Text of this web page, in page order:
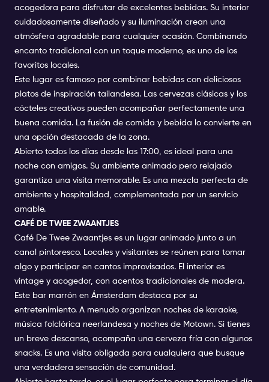
acogedora para disfrutar de excelentes bebidas. Su interior
cuidadosamente diseñado y su iluminación crean una
atmósfera agradable para cualquier ocasión. Combinando
encanto tradicional con un toque moderno, es uno de los
favoritos locales.
Este lugar es famoso por combinar bebidas con deliciosos
platos de inspiración tailandesa. Las cervezas clásicas y los
cócteles creativos pueden acompañar perfectamente una
buena comida. La fusión de comida y bebida lo convierte en
una opción destacada de la zona.
Abierto todos los días desde las 17:00, es ideal para una
noche con amigos. Su ambiente animado pero relajado
garantiza una visita memorable. Es una mezcla perfecta de
ambiente y hospitalidad, complementada por un servicio
amable.
CAFÉ DE TWEE ZWAANTJES
Café De Twee Zwaantjes es un lugar animado junto a un
canal pintoresco. Locales y visitantes se reúnen para tomar
algo y participar en cantos improvisados. El interior es
vintage y acogedor, con acentos tradicionales de madera.
Este bar marrón en Ámsterdam destaca por su
entretenimiento. A menudo organizan noches de karaoke,
música folclórica neerlandesa y noches de Motown. Si tienes
un breve descanso, acompaña una cerveza fría con algunos
snacks. Es una visita obligada para cualquiera que busque
una verdadera sensación de comunidad.